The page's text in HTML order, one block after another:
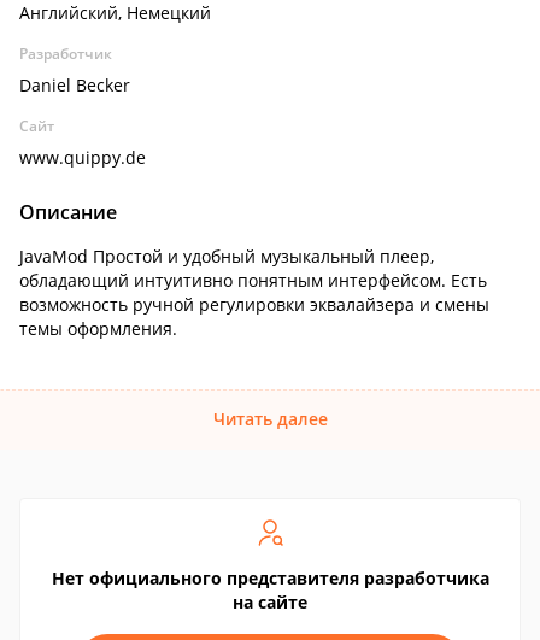
Английский, Немецкий
Разработчик
Daniel Becker
Сайт
www.quippy.de
Описание
JavaMod Простой и удобный музыкальный плеер,
обладающий интуитивно понятным интерфейсом. Есть
возможность ручной регулировки эквалайзера и смены
темы оформления.
Читать далее
Нет официального представителя разработчика
на сайте